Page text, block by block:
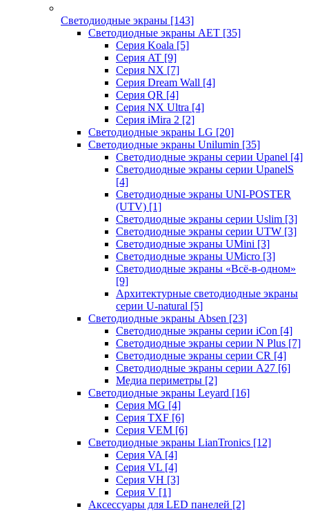
Светодиодные экраны [143]
Светодиодные экраны AET [35]
Cерия Koala [5]
Серия AT [9]
Серия NX [7]
Серия Dream Wall [4]
Серия QR [4]
Серия NX Ultra [4]
Серия iMira 2 [2]
Светодиодные экраны LG [20]
Светодиодные экраны Unilumin [35]
Светодиодные экраны серии Upanel [4]
Светодиодные экраны серии UpanelS
[4]
Светодиодные экраны UNI-POSTER
(UTV) [1]
Светодиодные экраны серии Uslim [3]
Светодиодные экраны серии UTW [3]
Светодиодные экраны UMini [3]
Светодиодные экраны UMicro [3]
Светодиодные экраны «Всё-в-одном»
[9]
Архитектурные светодиодные экраны
серии U-natural [5]
Светодиодные экраны Absen [23]
Светодиодные экраны серии iCon [4]
Светодиодные экраны серии N Plus [7]
Светодиодные экраны серии CR [4]
Светодиодные экраны серии А27 [6]
Медиа периметры [2]
Светодиодные экраны Leyard [16]
Серия MG [4]
Серия TXF [6]
Серия VEM [6]
Светодиодные экраны LianTronics [12]
Серия VA [4]
Серия VL [4]
Серия VH [3]
Серия V [1]
Аксессуары для LED панелей [2]